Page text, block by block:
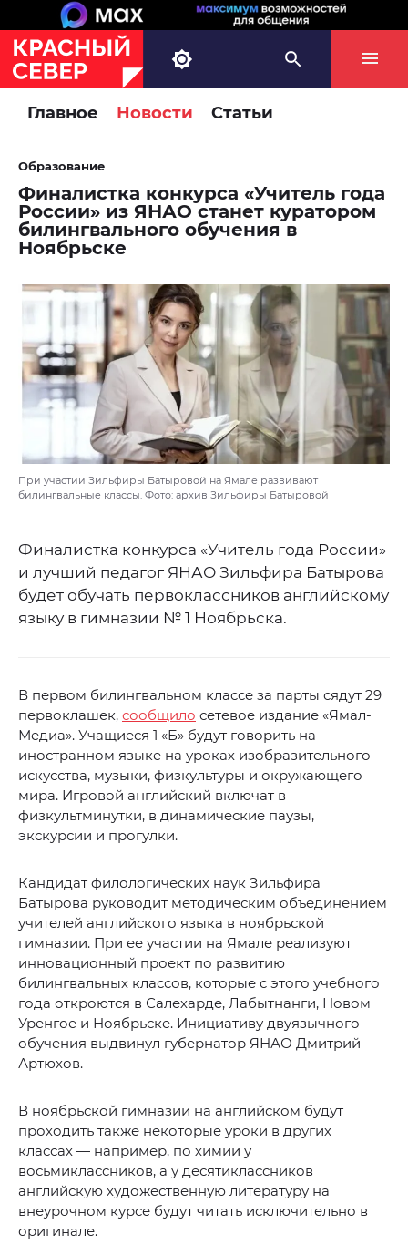
Главное Новости Статьи
Образование
Финалистка конкурса «Учитель года
России» из ЯНАО станет куратором
билингвального обучения в
Ноябрьске
При участии Зильфиры Батыровой на Ямале развивают
билингвальные классы. Фото: архив Зильфиры Батыровой
Финалистка конкурса «Учитель года России»
и лучший педагог ЯНАО Зильфира Батырова
будет обучать первоклассников английскому
языку в гимназии № 1 Ноябрьска.
В первом билингвальном классе за парты сядут 29
первоклашек, сообщило сетевое издание «Ямал-
Медиа». Учащиеся 1 «Б» будут говорить на
иностранном языке на уроках изобразительного
искусства, музыки, физкультуры и окружающего
мира. Игровой английский включат в
физкультминутки, в динамические паузы,
экскурсии и прогулки.
Кандидат филологических наук Зильфира
Батырова руководит методическим объединением
учителей английского языка в ноябрьской
гимназии. При ее участии на Ямале реализуют
инновационный проект по развитию
билингвальных классов, которые с этого учебного
года откроются в Салехарде, Лабытнанги, Новом
Уренгое и Ноябрьске. Инициативу двуязычного
обучения выдвинул губернатор ЯНАО Дмитрий
Артюхов.
В ноябрьской гимназии на английском будут
проходить также некоторые уроки в других
классах — например, по химии у
восьмиклассников, а у десятиклассников
английскую художественную литературу на
внеурочном курсе будут читать исключительно в
оригинале.